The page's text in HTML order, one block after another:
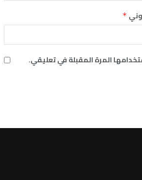
*
المرة المقبلة في تعليقي.